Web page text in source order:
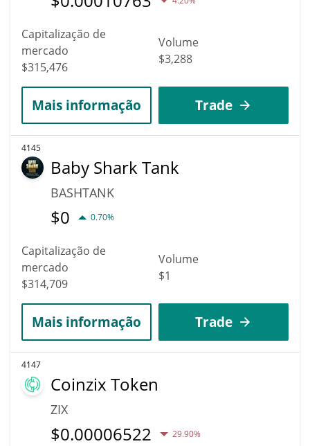
Capitalização de
mercado
$315,476
Volume
$3,288
Mais informação Trade
4145
Baby Shark Tank
BASHTANK
$0 0.70%
Capitalização de
mercado
$314,709
Volume
$1
Mais informação Trade
4147
Coinzix Token
ZIX
$0.00006522 29.90%